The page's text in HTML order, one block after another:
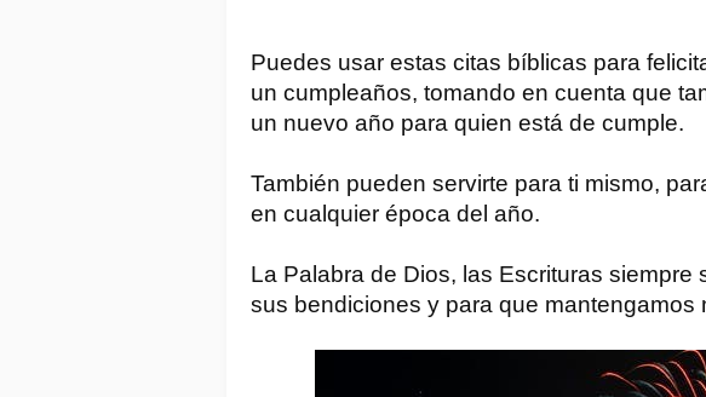
Puedes usar estas citas bíblicas para
un cumpleaños, tomando en cuenta que
un nuevo año para quien está de cumple.
También pueden servirte para ti mismo,
en cualquier época del año.
La Palabra de Dios, las Escrituras siempre
sus bendiciones y para que mantengamos